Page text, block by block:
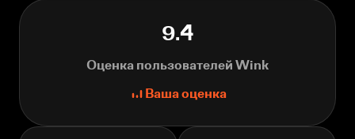
9.4
Оценка пользователей Wink
Ваша оценка